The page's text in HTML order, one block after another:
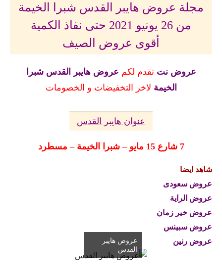
مجلة عروض هايبر القدس شبرا الخيمة
من 26 يونيو 2021 حتى نفاذ الكمية
أقوى عروض الصيف
عروض نت تقدم لكم عروض هايبر القدس شبرا
الخيمة لاخر التخفيضات و الخصومات
عنوان هايبر القدس
7 شارع 15 مايو – شبرا الخيمة – مسطرد
شاهد ايضا
عروض سعودى
عروض الراية
عروض خير زمان
عروض سبينس
عروض رنين
عروض هايبر
القدس